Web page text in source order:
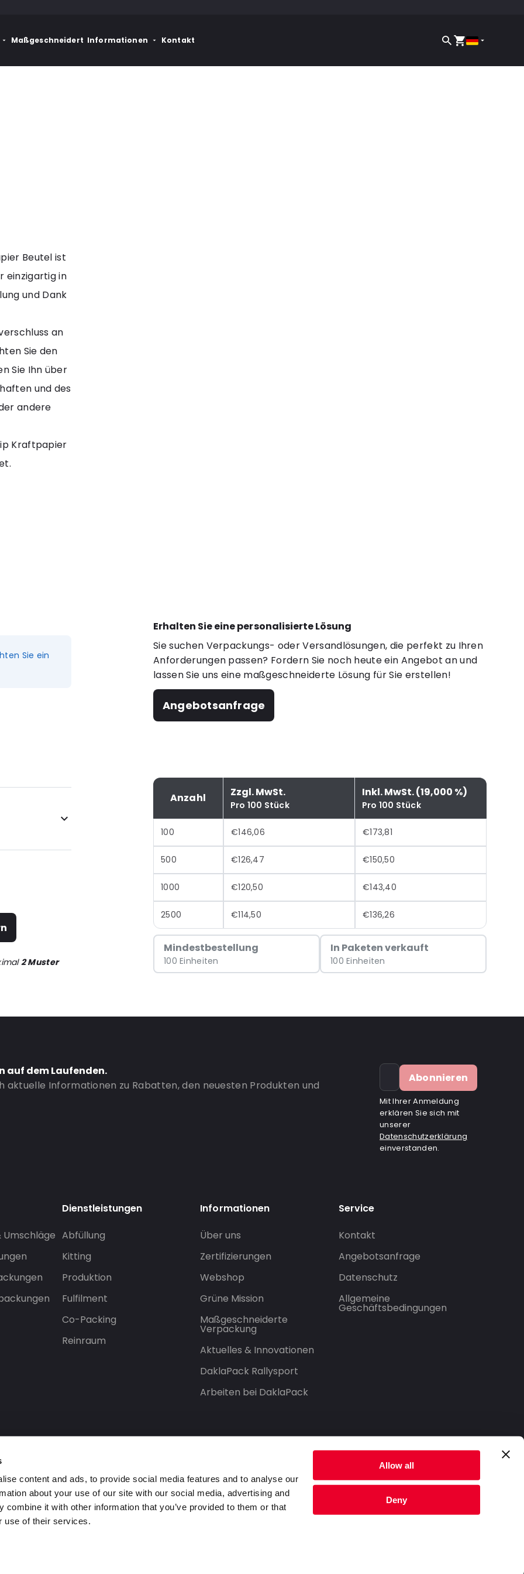
content and ads, to provide social media features and to analyse our
about your use of our site with our social media, advertising and
combine it with other information that you’ve provided to them or that
use of their services.
Allow all
Deny
Maßgeschneidert Informationen Kontakt
Erhalten Sie eine personalisierte Lösung
Sie suchen Verpackungs- oder Versandlösungen, die perfekt zu Ihren
Anforderungen passen? Fordern Sie noch heute ein Angebot an und
lassen Sie uns eine maßgeschneiderte Lösung für Sie erstellen!
Angebotsanfrage
Anzahl Zzgl. MwSt.
Pro 100 Stück
Inkl. MwSt. (19,000 %)
Pro 100 Stück
100 €146,06 €173,81
500 €126,47 €150,50
1000 €120,50 €143,40
2500 €114,50 €136,26
Mindestbestellung
100 Einheiten
In Paketen verkauft
100 Einheiten
Beutel ist
einzigartig in
und Dank
an
Sie den
Sie Ihn über
und des
andere
Kraftpapier
Sie ein
2 Muster
auf dem Laufenden.
aktuelle Informationen zu Rabatten, den neuesten Produkten und
Abonnieren
Mit Ihrer Anmeldung
erklären Sie sich mit
unserer
Datenschutzerklärung
einverstanden.
Dienstleistungen
Abfüllung
Kitting
Produktion
Fulfilment
Co-Packing
Reinraum
Informationen
Über uns
Zertifizierungen
Webshop
Grüne Mission
Maßgeschneiderte
Verpackung
Aktuelles & Innovationen
DaklaPack Rallysport
Arbeiten bei DaklaPack
Service
Kontakt
Angebotsanfrage
Datenschutz
Allgemeine
Geschäftsbedingungen